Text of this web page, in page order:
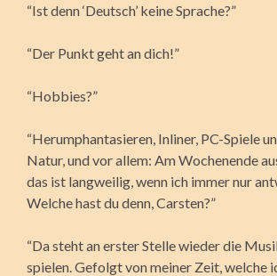
“Ist denn ‘Deutsch’ keine Sprache?”
“Der Punkt geht an dich!”
“Hobbies?”
“Herumphantasieren, Inliner, PC-Spiele
Natur, und vor allem: Am Wochenende
das ist langweilig, wenn ich immer nur
Welche hast du denn, Carsten?”
“Da steht an erster Stelle wieder die
spielen. Gefolgt von meiner Zeit, welche